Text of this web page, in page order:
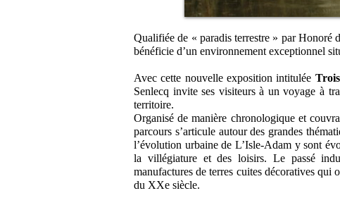
Qualifiée de « paradis terrestre » par Honoré
bénéficie d’un environnement exceptionnel
Avec cette nouvelle exposition intitulée
Senlecq invite ses visiteurs à un voyage à
territoire.
Organisé de manière chronologique et
parcours s’articule autour des grandes
l’évolution urbaine de L’Isle-Adam y sont
la villégiature et des loisirs. Le passé
manufactures de terres cuites décoratives
du XXe siècle.